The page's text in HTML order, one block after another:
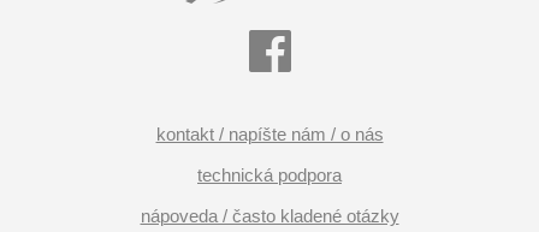
kontakt / napíšte nám / o nás
technická podpora
nápoveda / často kladené otázky